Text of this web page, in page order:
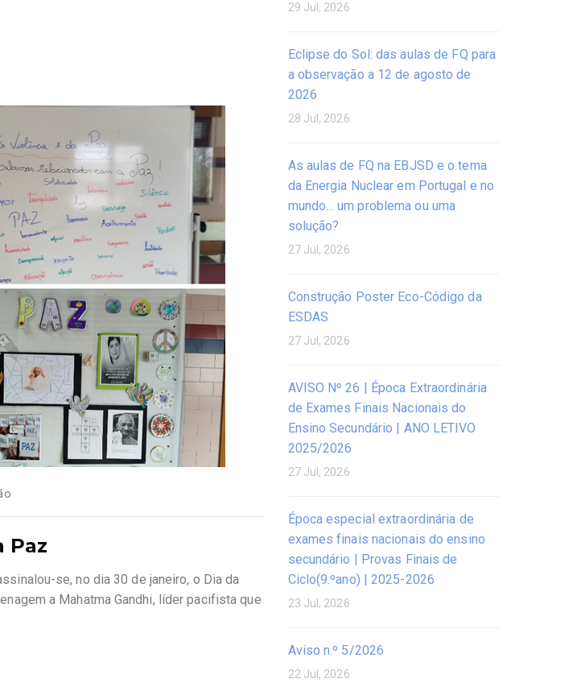
Paz
se, no dia 30 de janeiro, o Dia da
a Mahatma Gandhi, líder pacifista que
29 Jul, 2026
Eclipse do Sol: das aulas de FQ para
a observação a 12 de agosto de
2026
28 Jul, 2026
As aulas de FQ na EBJSD e o tema
da Energia Nuclear em Portugal e no
mundo… um problema ou uma
solução?
27 Jul, 2026
Construção Poster Eco-Código da
ESDAS
27 Jul, 2026
AVISO Nº 26 | Época Extraordinária
de Exames Finais Nacionais do
Ensino Secundário | ANO LETIVO
2025/2026
27 Jul, 2026
Época especial extraordinária de
exames finais nacionais do ensino
secundário | Provas Finais de
Ciclo(9.ºano) | 2025-2026
23 Jul, 2026
Aviso n.º 5/2026
22 Jul, 2026